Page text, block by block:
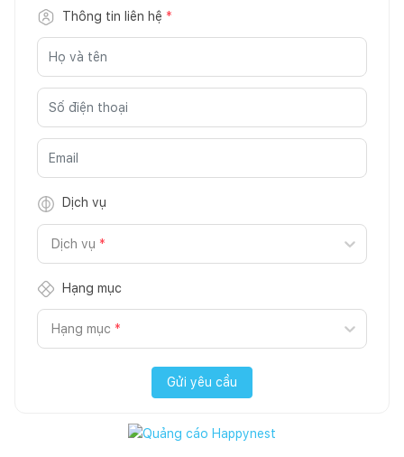
Thông tin liên hệ *
Dịch vụ
Dịch vụ *
Hạng mục
Hạng mục *
Gửi yêu cầu